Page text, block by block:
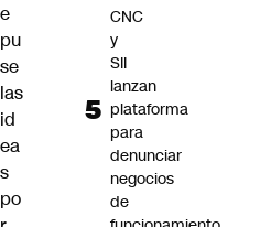
e
pu
se
las
id
ea
s
po
CNC
y
SII
lanzan
plataforma
para
denunciar
negocios
de